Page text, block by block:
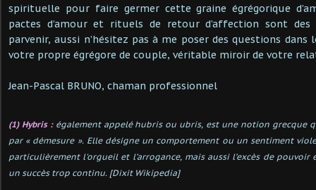
spirituelle pour faire germer cette graine égrégorique
pactes d’amour et rituels de retour d’affection sont
parvenir, aussi n’hésitez pas à me poser des questions
votre propre égrégore de couple, véritable miroir de votre
Jean-Pascal BRUNO, chaman professionnel
(1) Hybris :également appelé hubris ou ubris, est une notion grecque
par « démesure ». Elle désigne un comportement ou un sentiment
particulièrement l'orgueil et l’arrogance, mais aussi l’excès de pouvoir
un succès trop continu. [Dixit Wikipedia]